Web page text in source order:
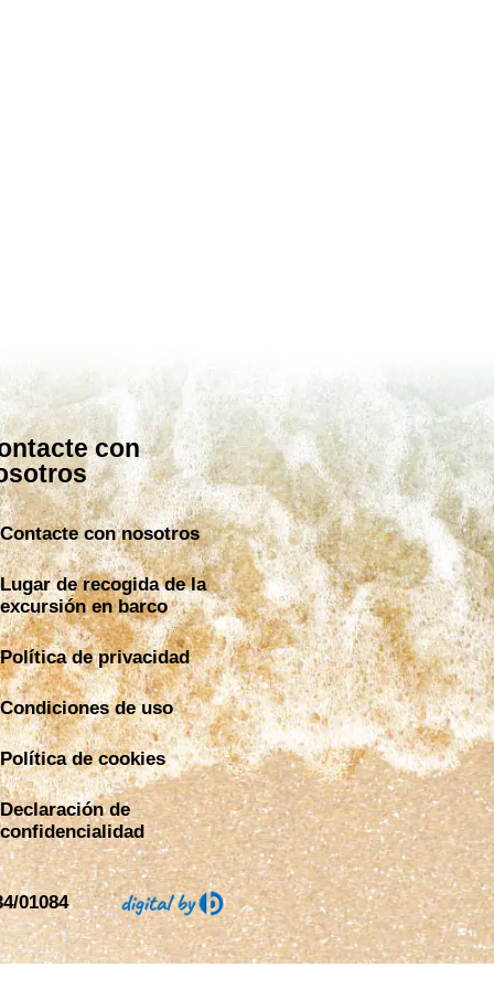
con
Contacte con nosotros
Lugar de recogida de la
excursión en barco
Política de privacidad
Condiciones de uso
Política de cookies
Declaración de
confidencialidad
01084